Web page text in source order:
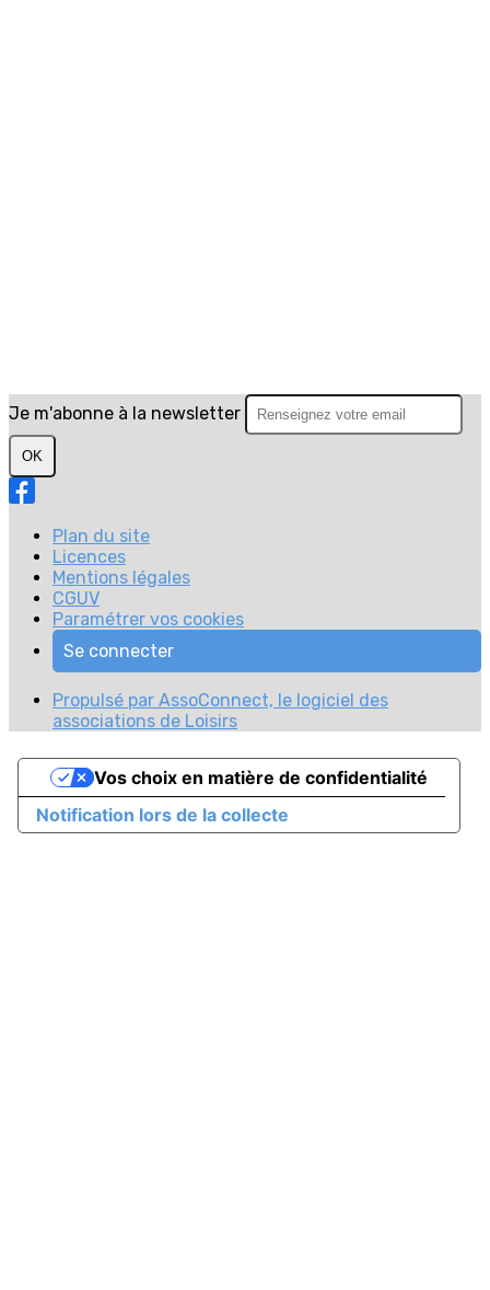
Je m'abonne à la newsletter
OK
Plan du site
Licences
Mentions légales
CGUV
Paramétrer vos cookies
Se connecter
Propulsé par AssoConnect, le logiciel des
associations de Loisirs
Notification lors de la collecte
Vos choix en matière de confidentialité